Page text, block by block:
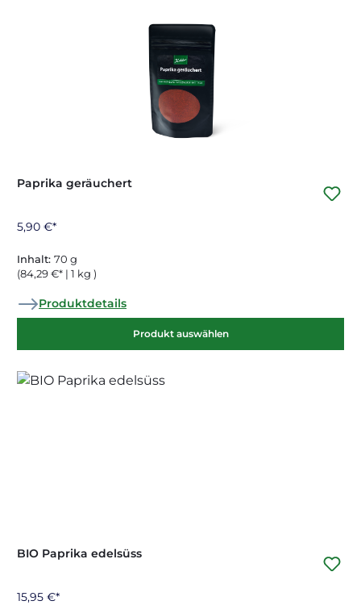
Paprika geräuchert
5,90 €*
Inhalt: 70 g
(84,29 €* | 1 kg )
Produktdetails
Produkt auswählen
BIO Paprika edelsüss
15,95 €*